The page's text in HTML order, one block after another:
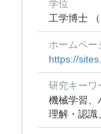
学位
工学博士 （
ホームペー
https://
研究キーワ
機械学習、
理解・認識